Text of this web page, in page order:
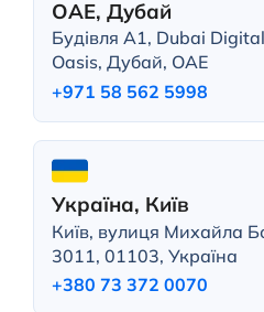
ОАЕ, Дубай
Будівля A1, Dubai
Oasis, Дубай, ОАЕ
+971 58 562 5998
Україна, Київ
Київ, вулиця Михайла
3011, 01103, Україна
+380 73 372 0070